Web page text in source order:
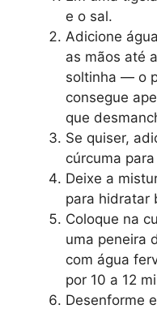
e o sal.
Adicione
as mãos até
soltinha — o
consegue
que
Se quiser,
cúrcuma
Deixe a
para hidratar
Coloque na
uma peneira
com água
por 10 a 12
Desenforme